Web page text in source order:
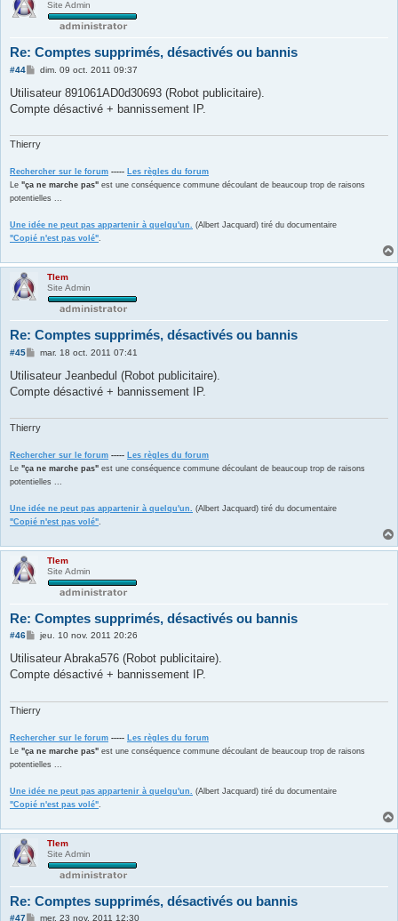
Site Admin
Re: Comptes supprimés, désactivés ou bannis
#44
M
s
a
dim. 09 oct. 2011 09:37
Utilisateur 891061AD0d30693 (Robot publicitaire).
Compte désactivé + bannissement IP.
Thierry
Rechercher sur le forum ----- Les règles du forum
Le "ça ne marche pas" est une conséquence commune découlant de beaucoup trop de raisons
potentielles ...
Une idée ne peut pas appartenir à quelqu'un. (Albert Jacquard) tiré du documentaire
"Copié n'est pas volé".
Tlem
Site Admin
Re: Comptes supprimés, désactivés ou bannis
#45
M
s
a
mar. 18 oct. 2011 07:41
Utilisateur Jeanbedul (Robot publicitaire).
Compte désactivé + bannissement IP.
Thierry
Rechercher sur le forum -----
Les règles du forum
Le "ça ne marche pas" est une conséquence commune découlant de beaucoup trop de raisons
potentielles ...
Une idée ne peut pas appartenir à quelqu'un.
(Albert Jacquard) tiré du documentaire
"Copié n'est pas volé"
Tlem
Site Admin
Re: Comptes supprimés, désactivés ou bannis
#46
M
s
a
jeu. 10 nov. 2011 20:26
Utilisateur Abraka576 (Robot publicitaire).
Compte désactivé + bannissement IP.
Thierry
Rechercher sur le forum -----
Les règles du forum
Le "ça ne marche pas" est une conséquence commune découlant de beaucoup trop de raisons
potentielles ...
Une idée ne peut pas appartenir à quelqu'un.
(Albert Jacquard) tiré du documentaire
"Copié n'est pas volé"
Tlem
Site Admin
Re: Comptes supprimés, désactivés ou bannis
#47 Mmer. 23 nov. 2011 12:30